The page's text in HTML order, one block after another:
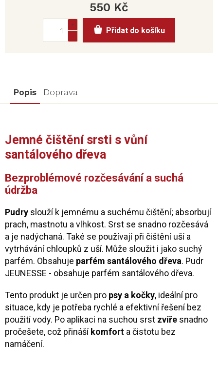
550 Kč
cena:
Přidat do košíku
Popis Doprava
Jemné čištění srsti s vůní
santálového dřeva
Bezproblémové rozčesávání a suchá
údržba
Pudry slouží k jemnému a suchému čištění; absorbují
prach, mastnotu a vlhkost. Srst se snadno rozčesává
a je nadýchaná. Také se používají při čištění uší a
vytrhávání chloupků z uší. Může sloužit i jako suchý
parfém. Obsahuje parfém santálového dřeva. Pudr
JEUNESSE - obsahuje parfém santálového dřeva.
Tento produkt je určen pro psy a kočky, ideální pro
situace, kdy je potřeba rychlé a efektivní řešení bez
použití vody. Po aplikaci na suchou srst zvíře snadno
pročešete, což přináší komfort a čistotu bez
namáčení.